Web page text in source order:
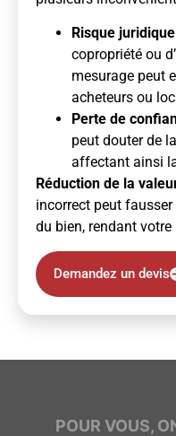
Risque juridique
copropriété ou
mesurage peut
acheteurs ou
Perte de
peut douter de
affectant ainsi
Réduction de la
incorrect peut
du bien, rendant
Demandez un devis
POUR VOUS,